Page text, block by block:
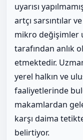
uyarısı
artçı sarsıntılar
mikro değişimler
tarafından anlık
etmektedir.
yerel halkın ve
faaliyetlerinde
makamlardan
karşı daima
belirtiyor.